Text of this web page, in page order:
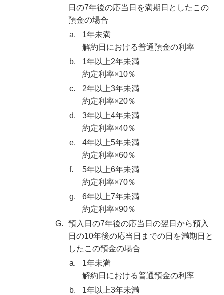
日の7年後の応当日を満期日としたこの
預金の場合
a.
1年未満
解約日における普通預金の利率
b.
1年以上2年未満
約定利率×10％
c.
2年以上3年未満
約定利率×20％
d.
3年以上4年未満
約定利率×40％
e.
4年以上5年未満
約定利率×60％
f.
5年以上6年未満
約定利率×70％
g.
6年以上7年未満
約定利率×90％
G.
預入日の7年後の応当日の翌日から預入
日の10年後の応当日までの日を満期日と
したこの預金の場合
a.
1年未満
解約日における普通預金の利率
b.
1年以上3年未満